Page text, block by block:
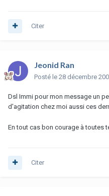
Citer
Jeonid Ran
Posté le 28 décembre
Dsl Immi pour mon message un
d'agitation chez moi aussi ces
En tout cas bon courage à toutes
Citer